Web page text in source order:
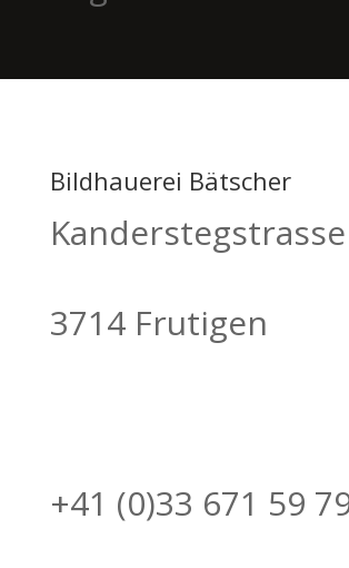
Bildhauerei Bätscher
3714 Frutigen
+41 (0)33 671 59